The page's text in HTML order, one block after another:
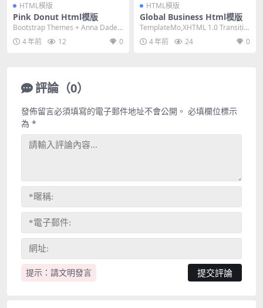
HTML模版
Pink Donut Html模版
Bootstrap Themes + Anna Dadej,
HTML 5,Res...
4 年前 12 0
HTML模版
Global Business Html模版
TemplateMo,XHTML 1.0 Transitio
nal,Fixed ...
4 年前 24 0
評論（0）
提示：請文明發言
發佈留言必須填寫的電子郵件地址不會公開。 必填欄位標示
為 *